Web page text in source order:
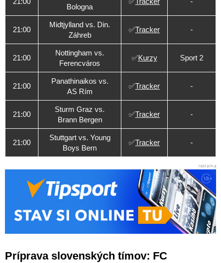
Bologna
21:00
Midtjylland vs. Din.
Záhreb
✅Tracker -
21:00
Nottingham vs.
Ferencváros
✅Kurzy Sport 2
21:00
Panathinaikos vs.
AS Rím
✅Tracker -
21:00
Sturm Graz vs.
Brann Bergen
✅Tracker -
21:00
Stuttgart vs. Young
Boys Bern
✅Tracker -
Príprava slovenských tímov: FC